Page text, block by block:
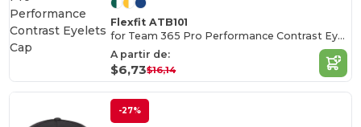
Flexfit ATB101
for Team 365 Pro Performance Contrast Eyelets Cap
A partir de:
$6,73$16,14
-27%